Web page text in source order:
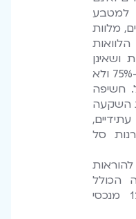
למטבע
מלוות
ושאינן
סחירות), בשיעור שלא יפחת מ-75% ולא
חשיפה
השקעה
סל
הכולל
במסלול לא יעלה על 120% מנכסי